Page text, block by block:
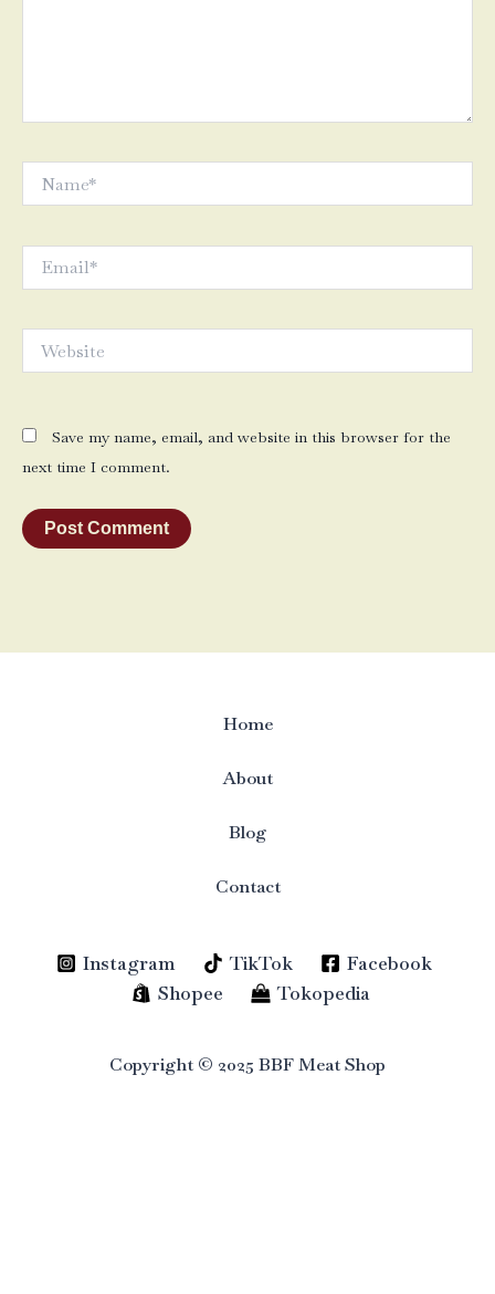
Save my name, email, and website in this browser for the
next time I comment.
Home
About
Blog
Contact
Instagram TikTok
Facebook
Shopee
Tokopedia
Copyright © 2025 BBF Meat Shop